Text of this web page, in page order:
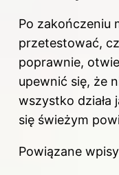
Po zakończeniu
przetestować,
poprawnie,
upewnić się, że
wszystko działa
się świeżym
Powiązane